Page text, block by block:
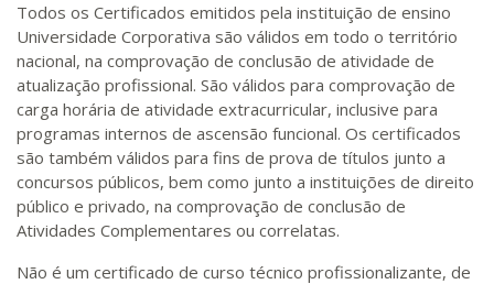
Todos os Certificados emitidos pela instituição de ensino
Universidade Corporativa são válidos em todo o território
nacional, na comprovação de conclusão de atividade de
atualização profissional. São válidos para comprovação de
carga horária de atividade extracurricular, inclusive para
programas internos de ascensão funcional. Os certificados
são também válidos para fins de prova de títulos junto a
concursos públicos, bem como junto a instituições de direito
público e privado, na comprovação de conclusão de
Atividades Complementares ou correlatas.
Não é um certificado de curso técnico profissionalizante, de